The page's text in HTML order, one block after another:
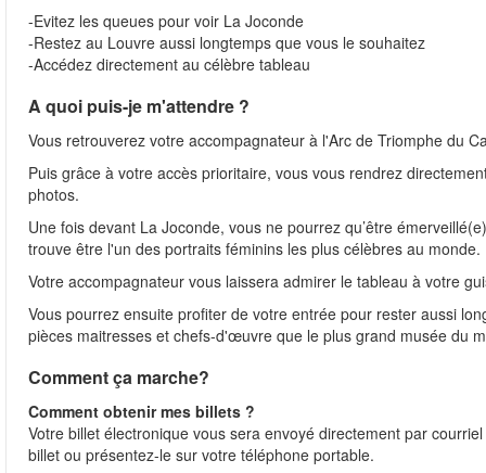
-Evitez les queues pour voir La Joconde
-Restez au Louvre aussi longtemps que vous le souhaitez
-Accédez directement au célèbre tableau
A quoi puis-je m'attendre ?
Vous retrouverez votre accompagnateur à l'Arc de Triomphe du
Puis grâce à votre accès prioritaire, vous vous rendrez
photos.
Une fois devant La Joconde, vous ne pourrez qu’être
trouve être l'un des portraits féminins les plus célèbres au monde.
Votre accompagnateur vous laissera admirer le tableau à votre
Vous pourrez ensuite profiter de votre entrée pour rester aussi
pièces maitresses et chefs-d'œuvre que le plus grand musée du
Comment ça marche?
Comment obtenir mes billets ?
Votre billet électronique vous sera envoyé directement par
billet ou présentez-le sur votre téléphone portable.